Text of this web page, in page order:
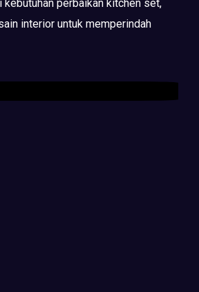
kebutuhan perbaikan kitchen set,
interior untuk memperindah